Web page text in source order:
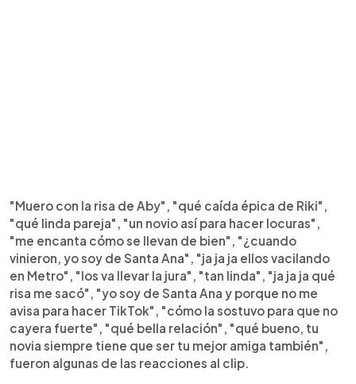
"Muero con la risa de Aby", "qué caída épica de Riki",
"qué linda pareja", "un novio así para hacer locuras",
"me encanta cómo se llevan de bien", "¿cuando
vinieron, yo soy de Santa Ana", "ja ja ja ellos vacilando
en Metro", "los va llevar la jura", "tan linda", "ja ja ja qué
risa me sacó", "yo soy de Santa Ana y porque no me
avisa para hacer TikTok", "cómo la sostuvo para que no
cayera fuerte", "qué bella relación", "qué bueno, tu
novia siempre tiene que ser tu mejor amiga también",
fueron algunas de las reacciones al clip.